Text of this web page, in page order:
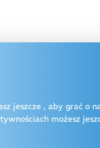
jeszcze , aby grać o
możesz